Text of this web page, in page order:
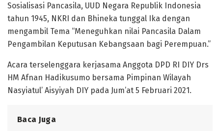
Sosialisasi Pancasila, UUD Negara Republik Indonesia
tahun 1945, NKRI dan Bhineka tunggal Ika dengan
mengambil Tema “Meneguhkan nilai Pancasila Dalam
Pengambilan Keputusan Kebangsaan bagi Perempuan.”
Acara terselenggara kerjasama Anggota DPD RI DIY Drs
HM Afnan Hadikusumo bersama Pimpinan Wilayah
Nasyiatul’ Aisyiyah DIY pada Jum’at 5 Februari 2021.
Baca Juga